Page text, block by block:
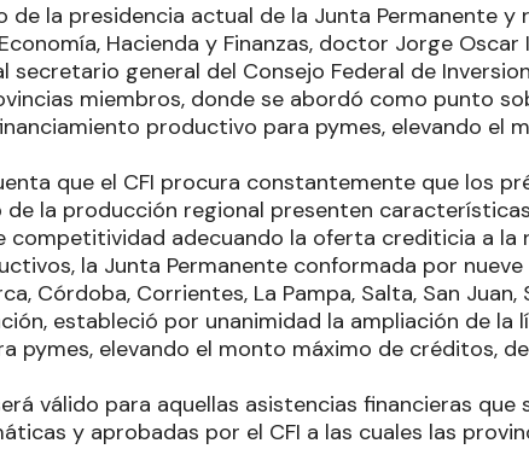
de la presidencia actual de la Junta Permanente y
Hacienda y Finanzas, doctor Jorge Oscar
secretario general del Consejo Federal de
miembros, donde se abordó como punto
productivo para pymes, elevando el
que el CFI procura constantemente que los
de la producción regional presenten
competitividad adecuando la oferta crediticia a la
la Junta Permanente conformada por
Córdoba, Corrientes, La Pampa, Salta, San
estableció por unanimidad la ampliación de la
pymes, elevando el monto máximo de créditos,
válido para aquellas asistencias financieras que
y aprobadas por el CFI a las cuales las